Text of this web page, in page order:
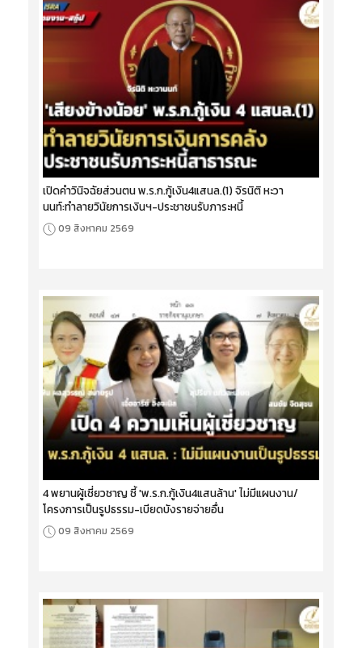
เปิดคำวินิจฉัยส่วนตน พ.ร.ก.กู้เงิน4แสนล.(1) จิรนิติ หะวา
นนท์:ทำลายวินัยการเงินฯ-ประชาชนรับภาระหนี้
09 สิงหาคม 2569
4 พยานผู้เชี่ยวชาญ ชี้ 'พ.ร.ก.กู้เงิน4แสนล้าน' ไม่มีแผนงาน/
โครงการเป็นรูปธรรม-เบียดบังรายจ่ายอื่น
09 สิงหาคม 2569